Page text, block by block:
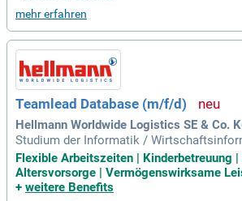
mehr erfahren
Teamlead Database (m/f/d)
Hellmann Worldwide Logistics SE & Co.
Studium der Informatik /
dung mit IT-Schwerpunkt. Mehrjährige
atenbank-Umfeld (Oracle ab 11g und/oder
2), Zertifizierung wünschenswert.
Flexible Arbeitszeiten | Kinderbetreuung
Altersvorsorge | Vermögenswirksame
+ weitere Benefits